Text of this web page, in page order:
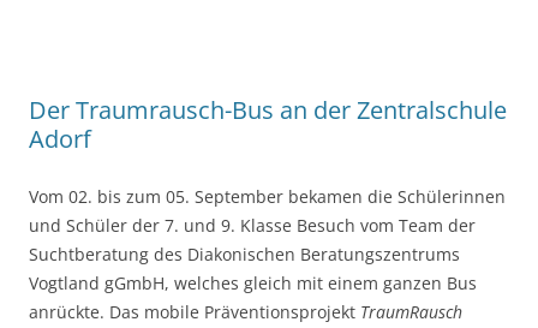
Der Traumrausch-Bus an der Zentralschule
Adorf
Vom 02. bis zum 05. September bekamen die Schülerinnen
und Schüler der 7. und 9. Klasse Besuch vom Team der
Suchtberatung des Diakonischen Beratungszentrums
Vogtland gGmbH, welches gleich mit einem ganzen Bus
anrückte. Das mobile Präventionsprojekt TraumRausch